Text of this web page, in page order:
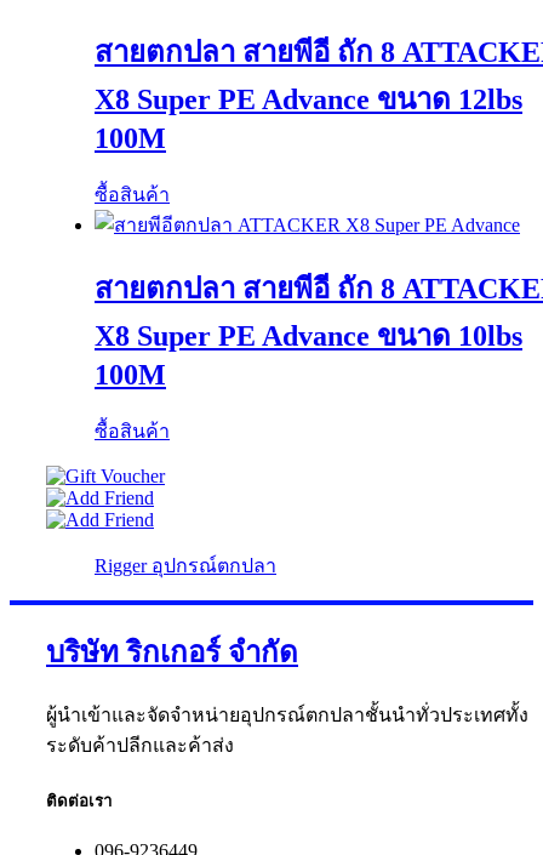
สายตกปลา สายพีอี ถัก 8
X8 Super PE Advance ขนาด 12lbs
100M
ซื้อสินค้า
สายตกปลา สายพีอี ถัก 8
X8 Super PE Advance ขนาด 10lbs
100M
ซื้อสินค้า
Rigger อุปกรณ์ตกปลา
บริษัท ริกเกอร์ จำกัด
ผู้นำเข้าและจัดจำหน่ายอุปกรณ์ตกปลาชั้นนำทั่วประเทศทั้ง
ระดับค้าปลีกและค้าส่ง
ติดต่อเรา
096-9236449